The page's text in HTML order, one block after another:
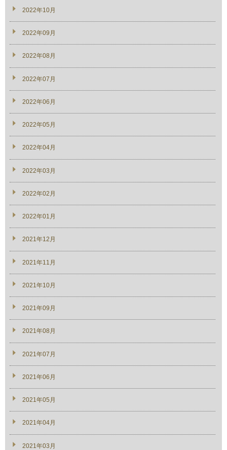
2022年10月
2022年09月
2022年08月
2022年07月
2022年06月
2022年05月
2022年04月
2022年03月
2022年02月
2022年01月
2021年12月
2021年11月
2021年10月
2021年09月
2021年08月
2021年07月
2021年06月
2021年05月
2021年04月
2021年03月